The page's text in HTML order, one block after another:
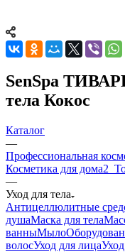
SenSpa
тела Кокос
Каталог
—
Профессиональная
Косметика для дома
—
Уход для тела
Антицеллюлитные
душаМаска для тела
ванныМыло
волосУход для лица